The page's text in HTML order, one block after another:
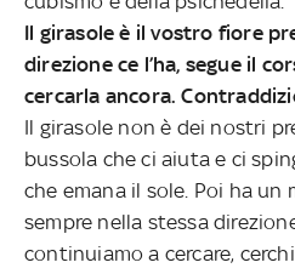
Il girasole è il vostro fiore
direzione ce l’ha, segue il
cercarla ancora.
Il girasole non è dei nostri
bussola che ci aiuta e ci
che emana il sole. Poi ha un
sempre nella stessa
continuiamo a cercare,